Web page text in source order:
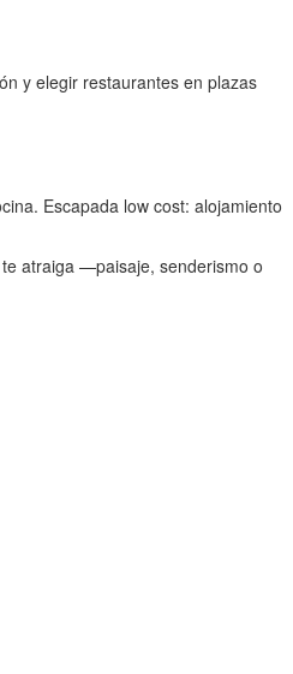
y elegir restaurantes en plazas
Escapada low cost: alojamiento
atraiga —paisaje, senderismo o